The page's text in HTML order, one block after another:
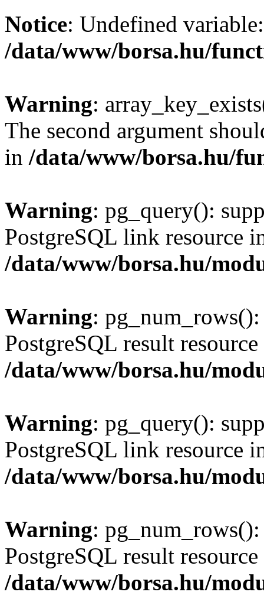
Notice: Undefined
/data/www/borsa.hu/
Warning:
The second argument
in /data/www/borsa.hu/
Warning: pg_query():
PostgreSQL link resource
/data/www/borsa.hu/
Warning:
PostgreSQL result
/data/www/borsa.hu/
Warning: pg_query():
PostgreSQL link resource
/data/www/borsa.hu/
Warning:
PostgreSQL result
/data/www/borsa.hu/